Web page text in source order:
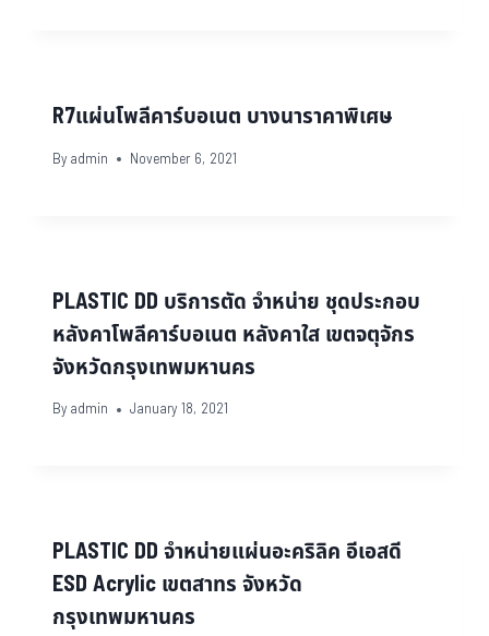
R7แผ่นโพลีคาร์บอเนต บางนาราคาพิเศษ
By admin November 6, 2021
PLASTIC DD บริการตัด จำหน่าย ชุดประกอบ
หลังคาโพลีคาร์บอเนต หลังคาใส เขตจตุจักร
จังหวัดกรุงเทพมหานคร
By admin January 18, 2021
PLASTIC DD จำหน่ายแผ่นอะคริลิค อีเอสดี
ESD Acrylic เขตสาทร จังหวัด
กรุงเทพมหานคร